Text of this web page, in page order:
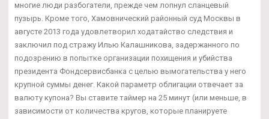
многие люди разбогатели, прежде чем лопнул сланцевый
пузырь. Кроме того, Хамовнический районный суд Москвы в
августе 2013 года удовлетворил ходатайство следствия и
заключил под стражу Илью Калашникова, задержанного по
подозрению в попытке организации похищения и убийства
президента Фондсервисбанка с целью вымогательства у него
крупной суммы денег. Какой параметр облигации отвечает за
валюту купона? Вы ставите таймер на 25 минут (или меньше, в
зависимости от количества кругов, которые планируете